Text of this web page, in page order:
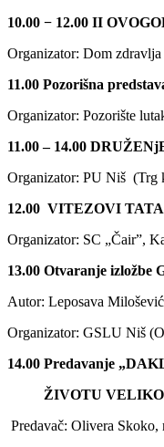
10.00 − 12.00 II
Organizator: Dom
11.00 Pozorišna
Organizator: Pozorište
11.00 – 14.00
Organizator: PU Niš (Trg
12.00 VITEZOVI
Organizator: SC „Čair”,
13.00 Otvaranje izložbe
Autor: Leposava
Organizator: GSLU Niš
14.00 Predavanje
ŽIVOTU
Predavač: Olivera